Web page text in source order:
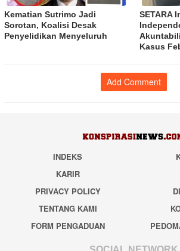
Kematian Sutrimo Jadi
Sorotan, Koalisi Desak
Penyelidikan Menyeluruh
SETARA
Kasus
Add Comment
INDEKS
KARIR
PRIVACY POLICY
TENTANG KAMI
FORM PENGADUAN